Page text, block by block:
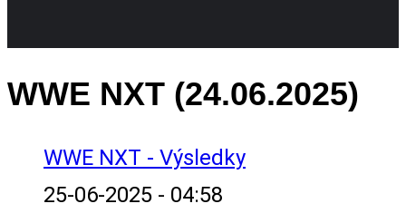
WWE NXT (24.06.2025)
WWE NXT - Výsledky
25-06-2025 - 04:58